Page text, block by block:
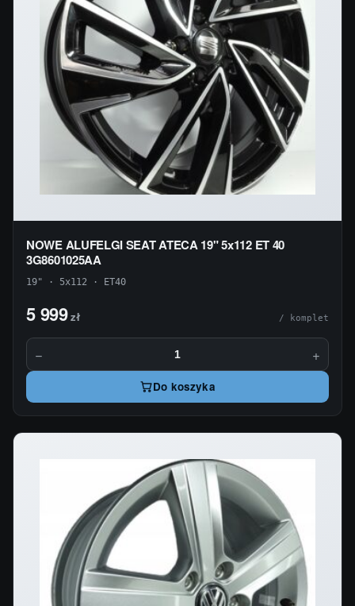
NOWE ALUFELGI SEAT ATECA 19" 5x112 ET 40
3G8601025AA
19" · 5x112 · ET40
5 999zł / komplet
− +
Do koszyka